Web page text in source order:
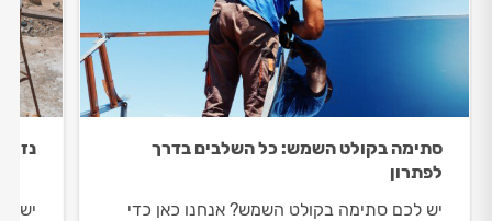
סתימה בקולט השמש: כל השלבים בדרך
לפתרון
יש לכם סתימה בקולט השמש? אנחנו כאן כדי
יש